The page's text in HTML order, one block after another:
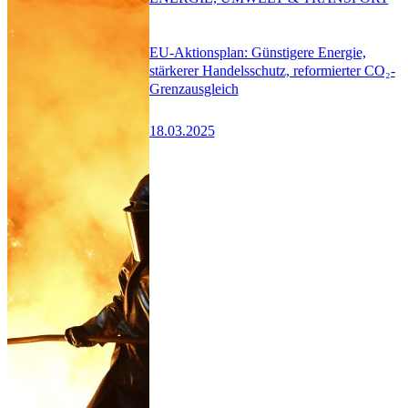
EU-Aktionsplan: Günstigere Energie,
stärkerer Handelsschutz, reformierter CO₂-
Grenzausgleich
18.03.2025